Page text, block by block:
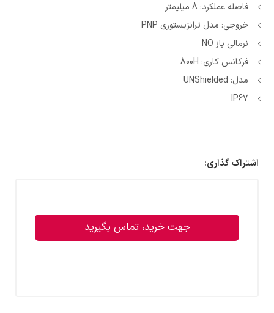
فاصله عملکرد: 8 میلیمتر
خروجی: مدل ترانزیستوری PNP
نرمالی باز NO
فرکانس کاری: 800H
مدل: UNShielded
IP67
اشتراک گذاری:
جهت خرید، تماس بگیرید